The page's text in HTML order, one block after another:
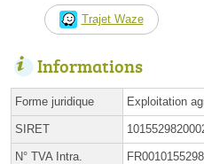
Trajet Waze
Informations
Forme juridique Exploitation
SIRET
N° TVA Intra.